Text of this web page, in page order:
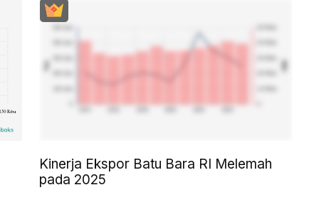
Kinerja Ekspor Batu Bara RI Melemah
pada 2025